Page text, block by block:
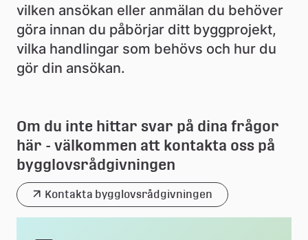
vilken ansökan eller anmälan du behöver
göra innan du påbörjar ditt byggprojekt,
vilka handlingar som behövs och hur du
gör din ansökan.
Om du inte hittar svar på dina frågor
här - välkommen att kontakta oss på
bygglovsrådgivningen
Kontakta bygglovsrådgivningen